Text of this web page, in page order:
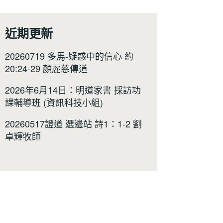
近期更新
20260719 多馬-疑惑中的信心 約
20:24-29 顏麗慈傳道
2026年6月14日：明道家書 採訪功
課輔導班 (資訊科技小組)
20260517證道 選邊站 詩1：1-2 劉
卓輝牧師